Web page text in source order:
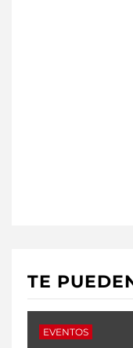
TE
EVENTOS